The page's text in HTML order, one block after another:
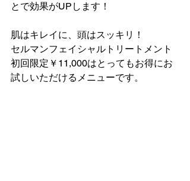
とで効果がUPします！
肌はキレイに、頭はスッキリ！
セルマンフェイシャルトリートメント
初回限定￥11,000はとってもお得にお
試しいただけるメニューです。